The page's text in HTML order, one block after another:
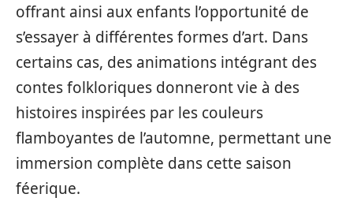
offrant ainsi aux enfants l’opportunité de
s’essayer à différentes formes d’art. Dans
certains cas, des animations intégrant des
contes folkloriques donneront vie à des
histoires inspirées par les couleurs
flamboyantes de l’automne, permettant une
immersion complète dans cette saison
féerique.